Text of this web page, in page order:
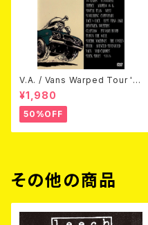
V.A. / Vans Warped Tour '0
3 (DVD)
¥1,980
50%OFF
その他の商品